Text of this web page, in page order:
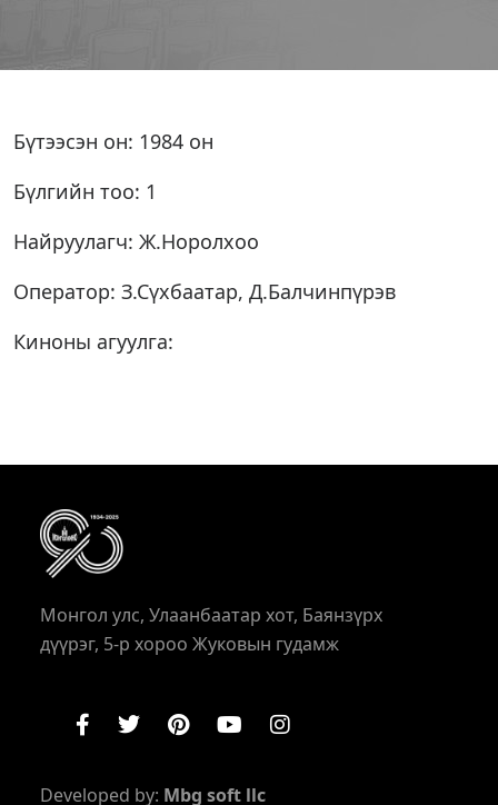
Бүтээсэн он: 1984 он
Бүлгийн тоо: 1
Найруулагч: Ж.Норолхоо
Оператор: З.Сүхбаатар, Д.Балчинпүрэв
Киноны агуулга:
Монгол улс, Улаанбаатар хот, Баянзүрх
дүүрэг, 5-р хороо Жуковын гудамж
Developed by: Mbg soft llc